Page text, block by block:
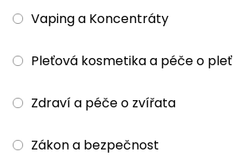
Vaping a Koncentráty
Pleťová kosmetika a péče o pleť
Zdraví a péče o zvířata
Zákon a bezpečnost